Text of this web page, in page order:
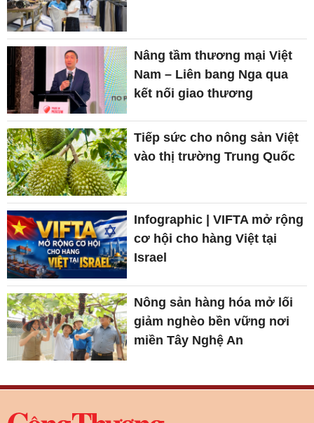
Nâng tầm thương mại Việt
Nam – Liên bang Nga qua
kết nối giao thương
Tiếp sức cho nông sản Việt
vào thị trường Trung Quốc
Infographic | VIFTA mở rộng
cơ hội cho hàng Việt tại
Israel
Nông sản hàng hóa mở lối
giảm nghèo bền vững nơi
miền Tây Nghệ An